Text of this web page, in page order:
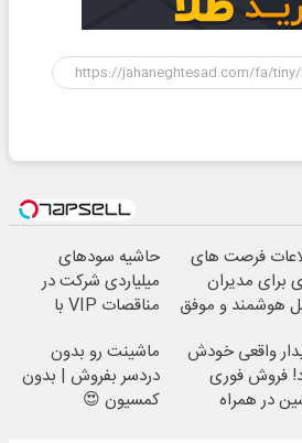
فرصت های
برای مدیران
هوشمند و موفق
حاشیه سودهای
میلیاردی شرکت در
مناقصات VIP با
واقعی خودش
فروش فوری
در همراه
ماشینت رو بدون
دردسر بفروش | بدون
کمسیون 😍